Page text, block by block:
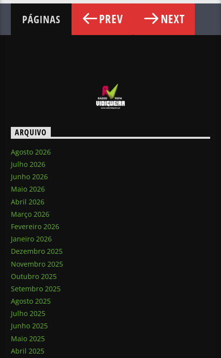
PÁGINAS PREV NEXT
ARQUIVO
Agosto 2026
Julho 2026
Junho 2026
Maio 2026
Abril 2026
Março 2026
Fevereiro 2026
Janeiro 2026
Dezembro 2025
Novembro 2025
Outubro 2025
Setembro 2025
Agosto 2025
Julho 2025
Junho 2025
Maio 2025
Abril 2025